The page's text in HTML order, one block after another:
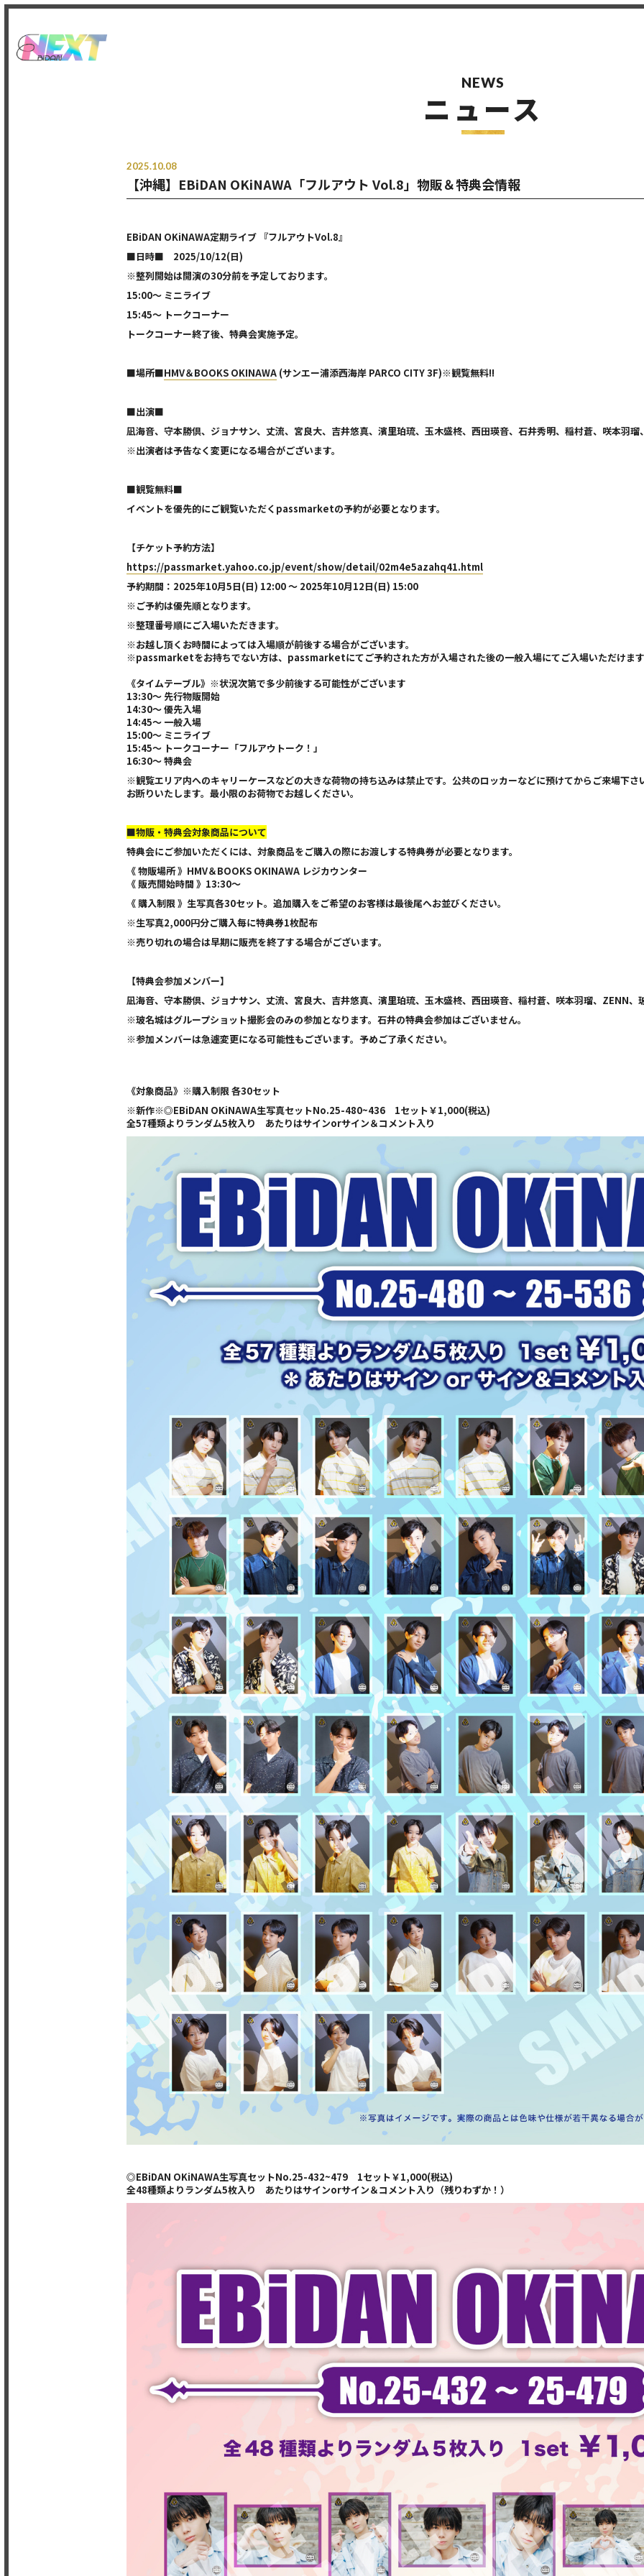
NEWS
ニュース
2025.10.08
【沖縄】EBiDAN OKiNAWA「フルアウト Vol.8」物販＆特典会情報
EBiDAN OKiNAWA定期ライブ 『フルアウトVol.8』
■日時■ 2025/10/12(日)
※整列開始は開演の30分前を予定しております。
15:00〜 ミニライブ
15:45〜 トークコーナー
トークコーナー終了後、特典会実施予定。
■場所■HMV＆BOOKS OKINAWA (サンエー浦添西海岸 PARCO CITY 3F)※観覧無料!!
■出演■
凪海音、守本勝倶、ジョナサン、丈流、宮良大、吉井悠真、濱里珀琉、玉木盛柊、西田瑛音、石井秀明、稲村蒼、咲本羽
※出演者は予告なく変更になる場合がございます。
■観覧無料■
イベントを優先的にご観覧いただくpassmarketの予約が必要となります。
【チケット予約方法】
https://passmarket.yahoo.co.jp/event/show/detail/02m4e5azahq41.html
予約期間：2025年10月5日(日) 12:00 ～ 2025年10月12日(日) 15:00
※ご予約は優先順となります。
※整理番号順にご入場いただきます。
※お越し頂くお時間によっては入場順が前後する場合がございます。
※passmarketをお持ちでない方は、passmarketにてご予約された方が入場された後の一般入場にてご入場いただけま
《タイムテーブル》※状況次第で多少前後する可能性がございます
13:30～ 先行物販開始
14:30～ 優先入場
14:45～ 一般入場
15:00～ ミニライブ
15:45～ トークコーナー「フルアウトーク！」
16:30～ 特典会
※観覧エリア内へのキャリーケースなどの大きな荷物の持ち込みは禁止です。公共のロッカーなどに預けてからご来場下
お断りいたします。最小限のお荷物でお越しください。
■物販・特典会対象商品について
特典会にご参加いただくには、対象商品をご購入の際にお渡しする特典券が必要となります。
《 物販場所 》HMV＆BOOKS OKINAWA レジカウンター
《 販売開始時間 》13:30～
《 購入制限 》生写真各30セット。追加購入をご希望のお客様は最後尾へお並びください。
※生写真2,000円分ご購入毎に特典券1枚配布
※売り切れの場合は早期に販売を終了する場合がございます。
【特典会参加メンバー】
凪海音、守本勝倶、ジョナサン、丈流、宮良大、吉井悠真、濱里珀琉、玉木盛柊、西田瑛音、稲村蒼、咲本羽瑠、ZENN、
※玻名城はグループショット撮影会のみの参加となります。石井の特典会参加はございません。
※参加メンバーは急遽変更になる可能性もございます。予めご了承ください。
《対象商品》※購入制限 各30セット
※新作※◎EBiDAN OKiNAWA生写真セットNo.25-480~436 1セット￥1,000(税込)
全57種類よりランダム5枚入り あたりはサインorサイン＆コメント入り
◎EBiDAN OKiNAWA生写真セットNo.25-432~479 1セット￥1,000(税込)
全48種類よりランダム5枚入り あたりはサインorサイン＆コメント入り（残りわずか！）